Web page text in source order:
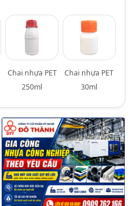
Chai nhựa PET
250ml
Chai nhựa PET
30ml